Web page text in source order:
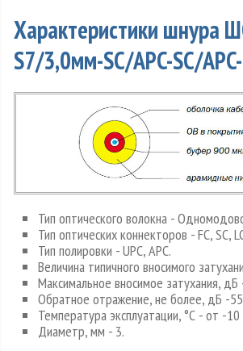
Характеристики шнура
S7/3,0мм-SC/APC-SC/
Тип оптического волокна -
Тип оптических коннекторов - FC, SC,
Тип полировки - UPC, APC.
Величина типичного вносимого
Максимальное вносимое затухания, дБ
Обратное отражение, не более, дБ -
Температура эксплуатации, °С - от -
Диаметр, мм - 3.